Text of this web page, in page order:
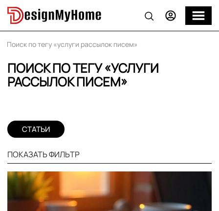
Поиск по тегу «услуги рассылок писем»
ПОИСК ПО ТЕГУ «УСЛУГИ
РАССЫЛОК ПИСЕМ»
СТАТЬИ
ПОКАЗАТЬ ФИЛЬТР